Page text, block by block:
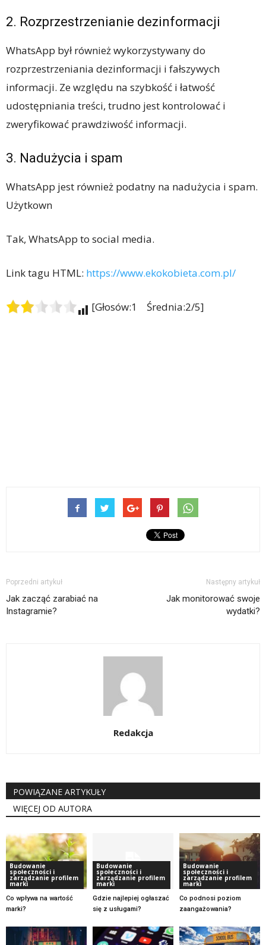
2. Rozprzestrzenianie dezinformacji
WhatsApp był również wykorzystywany do
rozprzestrzeniania dezinformacji i fałszywych
informacji. Ze względu na szybkość i łatwość
udostępniania treści, trudno jest kontrolować i
zweryfikować prawdziwość informacji.
3. Nadużycia i spam
WhatsApp jest również podatny na nadużycia i spam.
Użytkown
Tak, WhatsApp to social media.
Link tagu HTML: https://www.ekokobieta.com.pl/
[Głosów:1 Średnia:2/5]
Poprzedni artykuł
Jak zacząć zarabiać na
Instagramie?
Następny artykuł
Jak monitorować swoje
wydatki?
Redakcja
POWIĄZANE ARTYKUŁY
WIĘCEJ OD AUTORA
Budowanie
społeczności i
zarządzanie profilem
marki
Co wpływa na wartość
marki?
Budowanie
społeczności i
zarządzanie profilem
marki
Gdzie najlepiej ogłaszać
się z usługami?
Budowanie
społeczności i
zarządzanie profilem
marki
Co podnosi poziom
zaangażowania?